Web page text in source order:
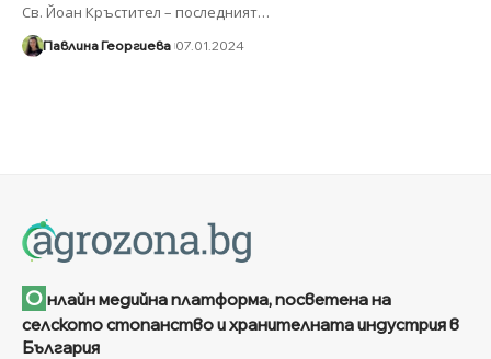
Св. Йоан Кръстител – последният…
Павлина Георгиева 07.01.2024
О нлайн медийна платформа, посветена на
селското стопанство и хранителната индустрия в
България